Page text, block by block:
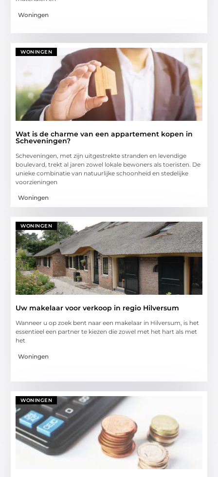
Woningen
WONINGEN
Wat is de charme van een appartement kopen in
Scheveningen?
Scheveningen, met zijn uitgestrekte stranden en levendige
boulevard, trekt al jaren zowel lokale bewoners als toeristen. De
unieke combinatie van natuurlijke schoonheid en stedelijke
voorzieningen
Woningen
WONINGEN
Uw makelaar voor verkoop in regio Hilversum
Wanneer u op zoek bent naar een makelaar in Hilversum, is het
essentieel een partner te kiezen die zowel met het hart als met
het
Woningen
WONINGEN